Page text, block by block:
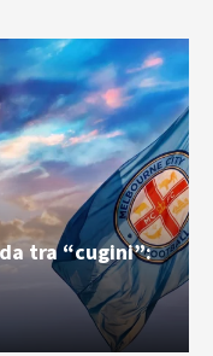
tra “cugini”: